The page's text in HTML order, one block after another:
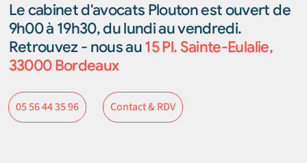
Contact & RDV
Le cabinet d'avocats Plouton est ouvert de
9h00 à 19h30, du lundi au vendredi.
Retrouvez - nous au15 Pl. Sainte-Eulalie,
33000 Bordeaux